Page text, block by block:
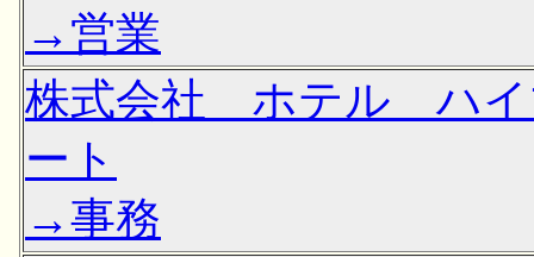
→営業
株式会社 ホテル ハイ
ート
→事務